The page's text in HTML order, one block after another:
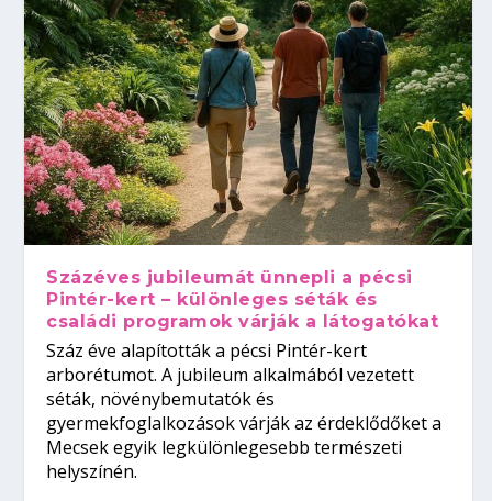
Százéves jubileumát ünnepli a pécsi
Pintér-kert – különleges séták és
családi programok várják a látogatókat
Száz éve alapították a pécsi Pintér-kert
arborétumot. A jubileum alkalmából vezetett
séták, növénybemutatók és
gyermekfoglalkozások várják az érdeklődőket a
Mecsek egyik legkülönlegesebb természeti
helyszínén.